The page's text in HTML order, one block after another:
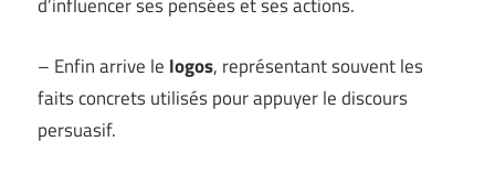
d’influencer ses pensées et ses actions.
– Enfin arrive le logos, représentant souvent les
faits concrets utilisés pour appuyer le discours
persuasif.